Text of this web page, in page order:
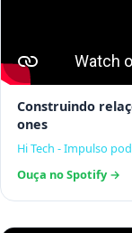
Construindo
ones
Hi Tech - Impulso
Ouça no Spotify →